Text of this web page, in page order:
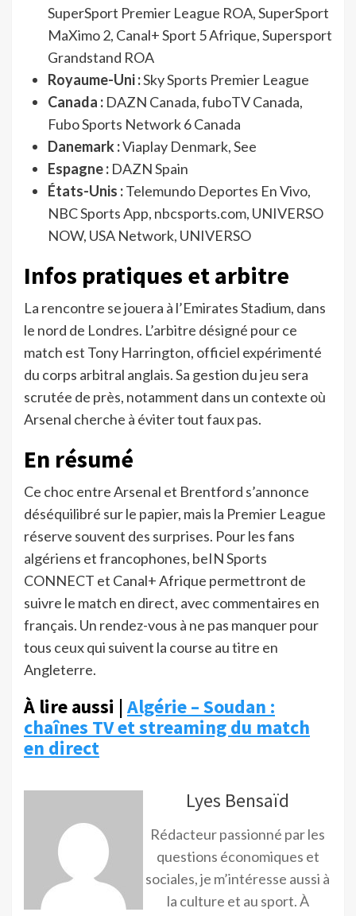
SuperSport Premier League ROA, SuperSport
MaXimo 2, Canal+ Sport 5 Afrique, Supersport
Grandstand ROA
Royaume-Uni :Sky Sports Premier League
Canada : DAZN Canada, fuboTV Canada,
Fubo Sports Network 6 Canada
Danemark :Viaplay Denmark, See
Espagne : DAZN Spain
États-Unis :Telemundo Deportes En Vivo,
NBC Sports App, nbcsports.com, UNIVERSO
NOW, USA Network, UNIVERSO
Infos pratiques et arbitre
La rencontre se jouera à l’Emirates Stadium, dans
le nord de Londres. L’arbitre désigné pour ce
match est Tony Harrington, officiel expérimenté
du corps arbitral anglais. Sa gestion du jeu sera
scrutée de près, notamment dans un contexte où
Arsenal cherche à éviter tout faux pas.
En résumé
Ce choc entre Arsenal et Brentford s’annonce
déséquilibré sur le papier, mais la Premier League
réserve souvent des surprises. Pour les fans
algériens et francophones, beIN Sports
CONNECT et Canal+ Afrique permettront de
suivre le match en direct, avec commentaires en
français. Un rendez-vous à ne pas manquer pour
tous ceux qui suivent la course au titre en
Angleterre.
À lire aussi |Algérie – Soudan :
chaînes TV et streaming du match
en direct
Lyes Bensaïd
Rédacteur passionné par les
questions économiques et
sociales, je m’intéresse aussi à
la culture et au sport. À